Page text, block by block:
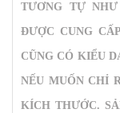
TƯƠNG TỰ
ĐƯỢC CUNG
CŨNG CÓ KIỂU
NẾU MUỐN CHỈ
KÍCH THƯỚC.